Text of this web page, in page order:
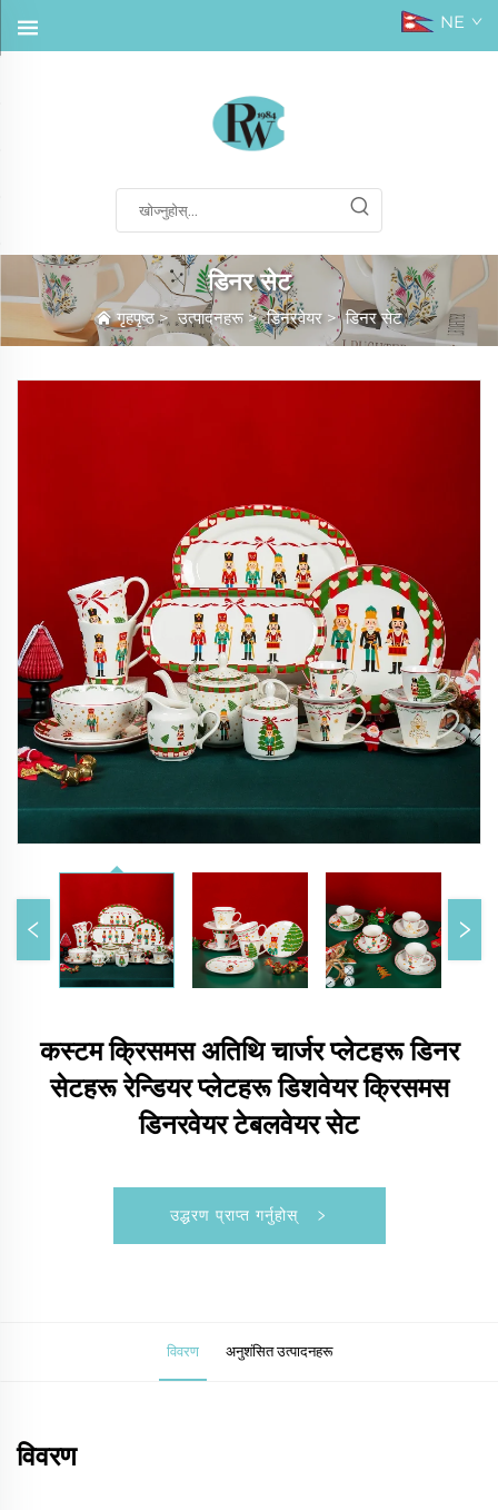
NE
डिनर सेट
गृहपृष्ठ>उत्पादनहरू >डिनरवेयर >डिनर सेट
कस्टम क्रिसमस अतिथि चार्जर प्लेटहरू डिनर
सेटहरू रेन्डियर प्लेटहरू डिशवेयर क्रिसमस
डिनरवेयर टेबलवेयर सेट
उद्धरण प्राप्त गर्नुहोस्
विवरण अनुशंसित उत्पादनहरू
विवरण